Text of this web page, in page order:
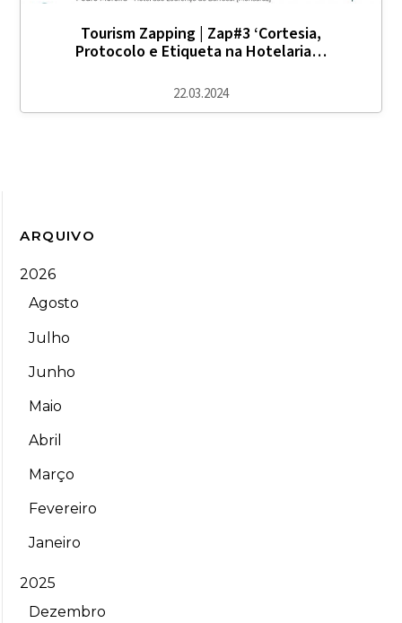
Tourism Zapping | Zap#3 ‘Cortesia,
Protocolo e Etiqueta na Hotelaria…
22.03.2024
ARQUIVO
2026
Agosto
Julho
Junho
Maio
Abril
Março
Fevereiro
Janeiro
2025
Dezembro